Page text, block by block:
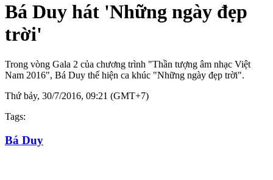
Bá Duy hát 'Những ngày đẹp
trời'
Trong vòng Gala 2 của chương trình "Thần tượng âm nhạc Việt
Nam 2016", Bá Duy thể hiện ca khúc "Những ngày đẹp trời".
Thứ bảy, 30/7/2016, 09:21 (GMT+7)
Tags:
Bá Duy